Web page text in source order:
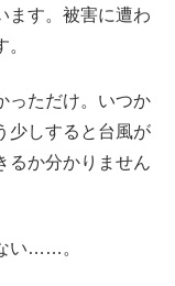
ます。被害に遭わ
ただけ。 いつか
少しすると台風が
るか分かりません
い……。